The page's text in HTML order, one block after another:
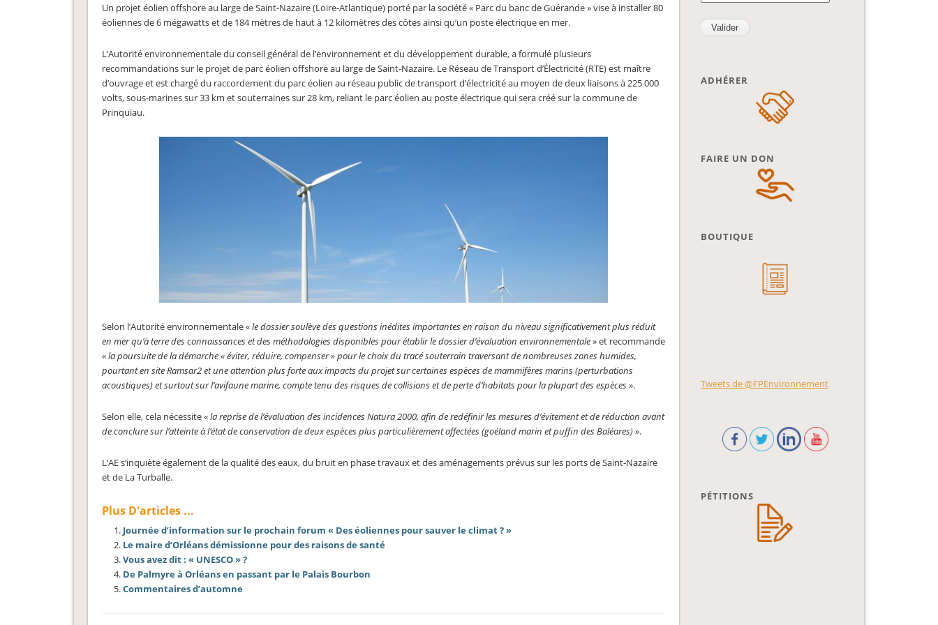
Un projet éolien offshore au large de Saint-Nazaire (Loire-Atlantique) porté par la société « Parc du banc de Guérande » vise à installer 80
éoliennes de 6 mégawatts et de 184 mètres de haut à 12 kilomètres des côtes ainsi qu’un poste électrique en mer.
L’Autorité environnementale du conseil général de l’environnement et du développement durable, a formulé plusieurs
recommandations sur le projet de parc éolien offshore au large de Saint-Nazaire. Le Réseau de Transport d’Électricité (RTE) est maître
d’ouvrage et est chargé du raccordement du parc éolien au réseau public de transport d’électricité au moyen de deux liaisons à 225 000
volts, sous-marines sur 33 km et souterraines sur 28 km, reliant le parc éolien au poste électrique qui sera créé sur la commune de
Prinquiau.
Selon l’Autorité environnementale «le dossier soulève des questions inédites importantes en raison du niveau significativement plus réduit
en mer qu’à terre des connaissances et des méthodologies disponibles pour établir le dossier d’évaluation environnementale» et recommande
«la poursuite de la démarche « éviter, réduire, compenser » pour le choix du tracé souterrain traversant de nombreuses zones humides,
pourtant en site Ramsar2 et une attention plus forte aux impacts du projet sur certaines espèces de mammifères marins (perturbations
acoustiques) et surtout sur l’avifaune marine, compte tenu des risques de collisions et de perte d’habitats pour la plupart des espèces».
Selon elle, cela nécessite «la reprise de l’évaluation des incidences Natura 2000, afin de redéfinir les mesures d’évitement et de réduction avant
de conclure sur l’atteinte à l’état de conservation de deux espèces plus particulièrement affectées (goéland marin et puffin des Baléares)».
L’AE s’inquiète également de la qualité des eaux, du bruit en phase travaux et des aménagements prévus sur les ports de Saint-Nazaire
et de La Turballe.
Plus D'articles ...
Journée d’information sur le prochain forum « Des éoliennes pour sauver le climat ? »
Le maire d’Orléans démissionne pour des raisons de santé
Vous avez dit : « UNESCO » ?
De Palmyre à Orléans en passant par le Palais Bourbon
Commentaires d’automne
ADHÉRER
FAIRE UN DON
BOUTIQUE
Tweets de @FPEnvironnement
PÉTITIONS